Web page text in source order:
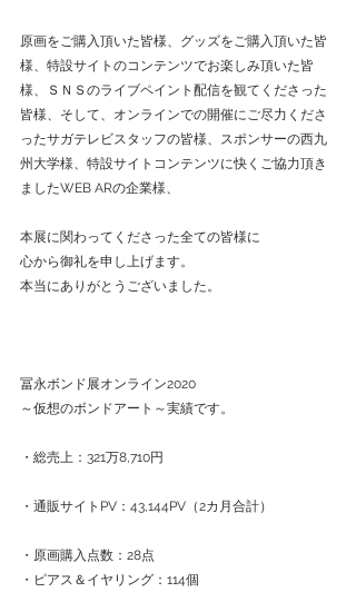
原画をご購入頂いた皆様、グッズをご購入頂いた皆
様、特設サイトのコンテンツでお楽しみ頂いた皆
様、ＳＮＳのライブペイント配信を観てくださった
皆様、そして、オンラインでの開催にご尽力くださ
ったサガテレビスタッフの皆様、スポンサーの西九
州大学様、特設サイトコンテンツに快くご協力頂き
ましたWEB ARの企業様、
本展に関わってくださった全ての皆様に
心から御礼を申し上げます。
本当にありがとうございました。
冨永ボンド展オンライン2020
～仮想のボンドアート～実績です。
・総売上：321万8,710円
・通販サイトPV：43,144PV（2カ月合計）
・原画購入点数：28点
・ピアス＆イヤリング：114個